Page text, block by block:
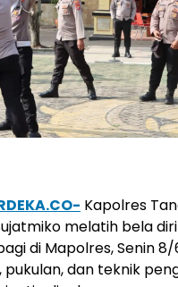
Kapolres
melatih bela
di Mapolres, Senin
pukulan, dan teknik